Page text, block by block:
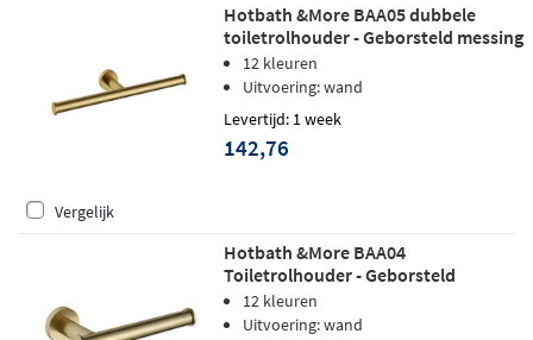
Hotbath &More BAA05 dubbele
toiletrolhouder - Geborsteld messing
PVD12 kleuren
Uitvoering: wand
Levertijd: 1 week
142,76
Vergelijk
Hotbath &More BAA04
Toiletrolhouder - Geborsteld
messing
12 kleuren
Uitvoering: wand